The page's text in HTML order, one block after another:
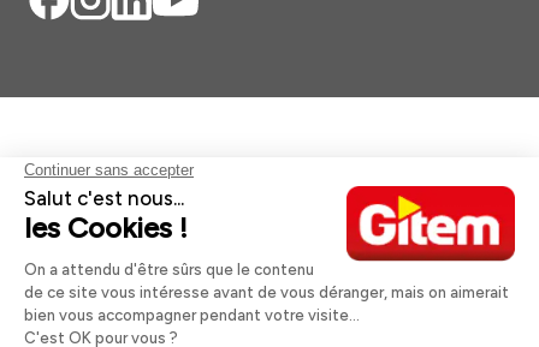
Aides et informations
Services
Informations légales
A propos